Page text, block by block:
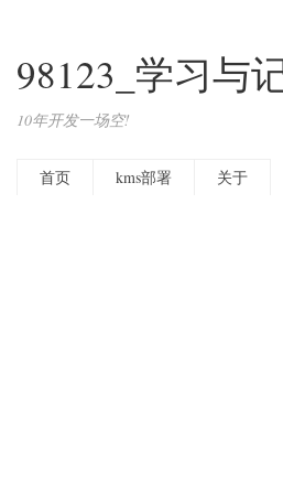
98123_学习与
10年开发一场空!
首页 kms部署 关于